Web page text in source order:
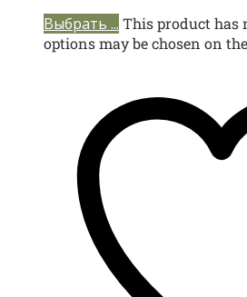
Выбрать ... This product has
options may be chosen on